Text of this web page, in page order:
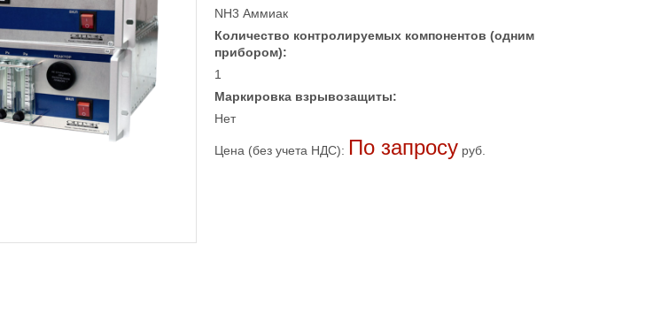
NH3 Аммиак
Количество контролируемых компонентов (одним
прибором):
1
Маркировка взрывозащиты:
Нет
Цена (без учета НДС): По запросу руб.